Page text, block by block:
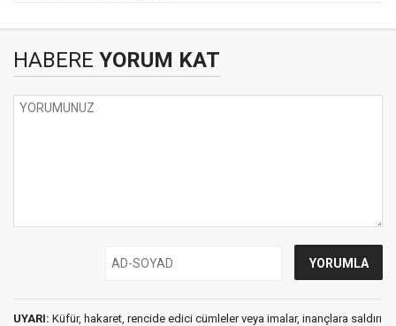
HABERE YORUM KAT
UYARI: Küfür, hakaret, rencide edici cümleler veya imalar, inançlara saldırı